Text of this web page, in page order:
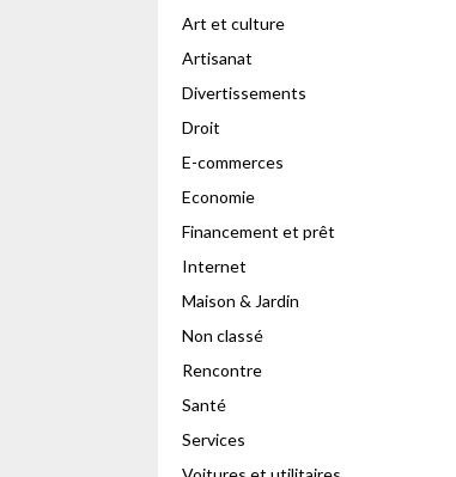
Art et culture
Artisanat
Divertissements
Droit
E-commerces
Economie
Financement et prêt
Internet
Maison & Jardin
Non classé
Rencontre
Santé
Services